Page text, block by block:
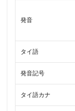
発音
タイ語
発音記号
タイ語カナ